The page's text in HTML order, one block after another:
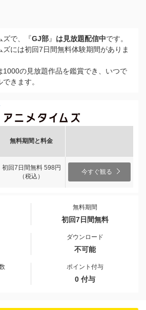
ズで、『GJ部』 は見放題配信中です。
ズには初回7日間無料体験期間がありま
1000の見放題作品を鑑賞でき、いつで
きます。
無料期間と料金
初回7日間無料 598円
（税込）
今すぐ観る
無料期間
初回7日間無料
ダウンロード
不可能
ポイント付与
0 付与